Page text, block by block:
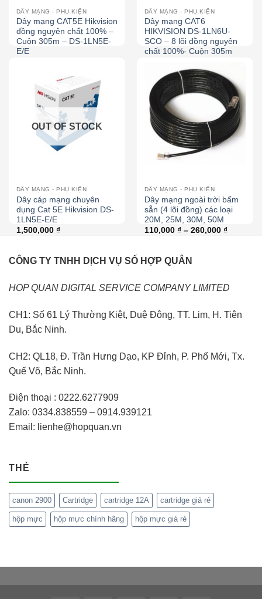
DÂY MẠNG - PHỤ KIỆN
Dây mạng CAT5E Hikvision
đồng nguyên chất 100% –
Cuộn 305m – DS-1LN5E-
E/E
DÂY MẠNG - PHỤ KIỆN
Dây mạng CAT6
HIKVISION DS-1LN6U-
SCO – 8 lõi đồng nguyên
chất 100%- Cuộn 305m
OUT OF STOCK
DÂY MẠNG - PHỤ KIỆN
Dây cáp mạng chuyên
dụng Cat 5E Hikvision DS-
1LN5E-E/E
1,500,000 ₫
DÂY MẠNG - PHỤ KIỆN
Dây mạng ngoài trời bấm
sẵn (4 lõi đồng) các loại
20M, 25M, 30M, 50M
110,000 ₫– 260,000 ₫
CÔNG TY TNHH DỊCH VỤ SỐ HỢP QUÂN
HOP QUAN DIGITAL SERVICE COMPANY LIMITED
CH1: Số 61 Lý Thường Kiệt, Duệ Đông, TT. Lim, H. Tiên
Du, Bắc Ninh.
CH2: QL18, Đ. Trần Hưng Dạo, KP Đỉnh, P. Phố Mới, Tx.
Quế Võ, Bắc Ninh.
Điện thoại : 0222.6277909
Zalo: 0334.838559 – 0914.939121
Email: lienhe@hopquan.vn
THẺ
canon 2900 Cartridge cartridge 12A cartridge giá rẻ
hộp mực hộp mực chính hãng hộp mực giá rẻ